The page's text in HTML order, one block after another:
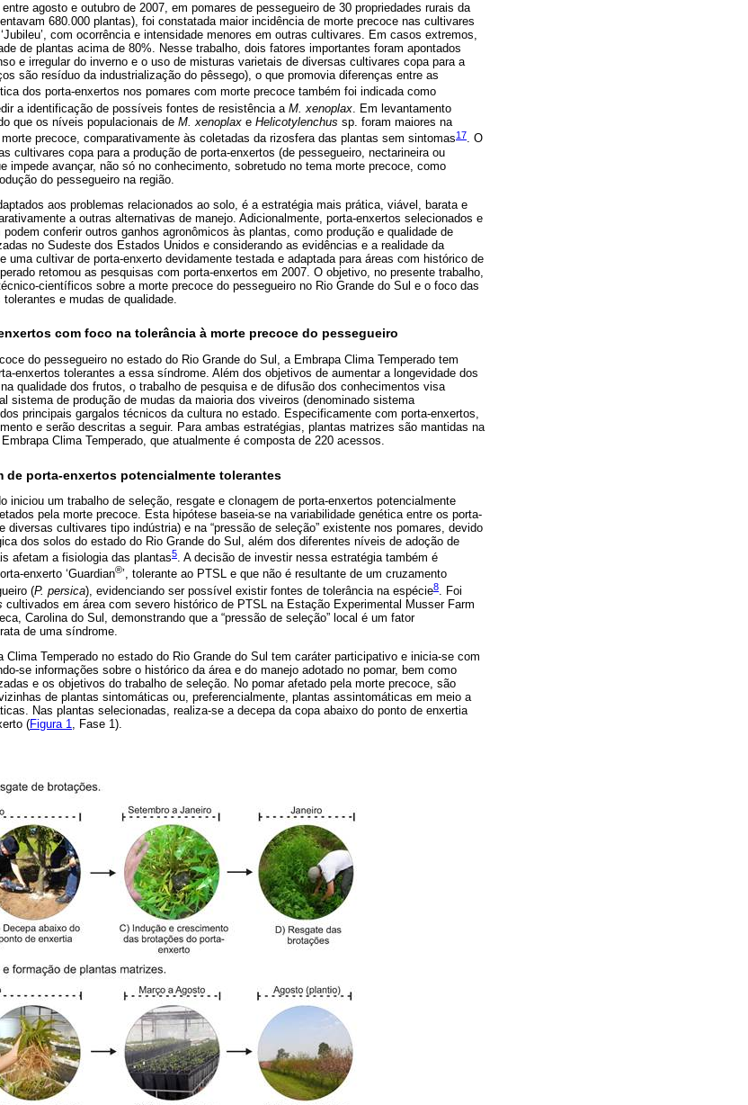
agosto e outubro de 2007, em pomares de pessegueiro de 30 propriedades rurais da
680.000 plantas), foi constatada maior incidência de morte precoce nas cultivares
‘Jubileu’, com ocorrência e intensidade menores em outras cultivares. Em casos extremos,
de plantas acima de 80%. Nesse trabalho, dois fatores importantes foram apontados
e irregular do inverno e o uso de misturas varietais de diversas cultivares copa para a
são resíduo da industrialização do pêssego), o que promovia diferenças entre as
dos porta-enxertos nos pomares com morte precoce também foi indicada como
a identificação de possíveis fontes de resistência a M. xenoplax. Em levantamento
que os níveis populacionais de M. xenoplax e Helicotylenchus sp. foram maiores na
precoce, comparativamente às coletadas da rizosfera das plantas sem sintomas17. O
cultivares copa para a produção de porta-enxertos (de pessegueiro, nectarineira ou
impede avançar, não só no conhecimento, sobretudo no tema morte precoce, como
do pessegueiro na região.
aos problemas relacionados ao solo, é a estratégia mais prática, viável, barata e
a outras alternativas de manejo. Adicionalmente, porta-enxertos selecionados e
conferir outros ganhos agronômicos às plantas, como produção e qualidade de
no Sudeste dos Estados Unidos e considerando as evidências e a realidade da
uma cultivar de porta-enxerto devidamente testada e adaptada para áreas com histórico de
retomou as pesquisas com porta-enxertos em 2007. O objetivo, no presente trabalho,
científicos sobre a morte precoce do pessegueiro no Rio Grande do Sul e o foco das
e mudas de qualidade.
com foco na tolerância à morte precoce do pessegueiro
do pessegueiro no estado do Rio Grande do Sul, a Embrapa Clima Temperado tem
enxertos tolerantes a essa síndrome. Além dos objetivos de aumentar a longevidade dos
qualidade dos frutos, o trabalho de pesquisa e de difusão dos conhecimentos visa
sistema de produção de mudas da maioria dos viveiros (denominado sistema
principais gargalos técnicos da cultura no estado. Especificamente com porta-enxertos,
e serão descritas a seguir. Para ambas estratégias, plantas matrizes são mantidas na
Embrapa Clima Temperado, que atualmente é composta de 220 acessos.
de porta-enxertos potencialmente tolerantes
iniciou um trabalho de seleção, resgate e clonagem de porta-enxertos potencialmente
pela morte precoce. Esta hipótese baseia-se na variabilidade genética entre os porta-
diversas cultivares tipo indústria) e na “pressão de seleção” existente nos pomares, devido
dos solos do estado do Rio Grande do Sul, além dos diferentes níveis de adoção de
afetam a fisiologia das plantas5. A decisão de investir nessa estratégia também é
enxerto ‘Guardian®’, tolerante ao PTSL e que não é resultante de um cruzamento
(P. persica), evidenciando ser possível existir fontes de tolerância na espécie8. Foi
cultivados em área com severo histórico de PTSL na Estação Experimental Musser Farm
Carolina do Sul, demonstrando que a “pressão de seleção” local é um fator
de uma síndrome.
Clima Temperado no estado do Rio Grande do Sul tem caráter participativo e inicia-se com
se informações sobre o histórico da área e do manejo adotado no pomar, bem como
e os objetivos do trabalho de seleção. No pomar afetado pela morte precoce, são
de plantas sintomáticas ou, preferencialmente, plantas assintomáticas em meio a
Nas plantas selecionadas, realiza-se a decepa da copa abaixo do ponto de enxertia
(Figura 1, Fase 1).